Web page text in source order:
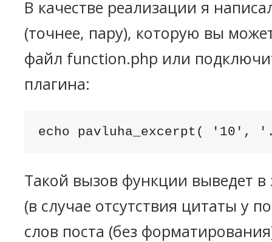
В качестве реализации я
(точнее, пару), которую вы
файл function.php или
плагина:
echo pavluha_excerpt( '10',
Такой вызов функции выведет в
(в случае отсутствия цитаты у
слов поста (без